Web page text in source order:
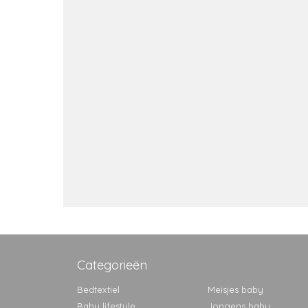
Categorieën
Bedtextiel
Meisjes baby